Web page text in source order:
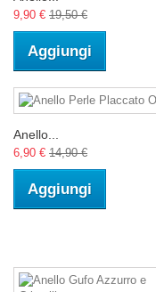
9,90 € 19,50 €
Aggiungi
Anello...
6,90 € 14,90 €
Aggiungi